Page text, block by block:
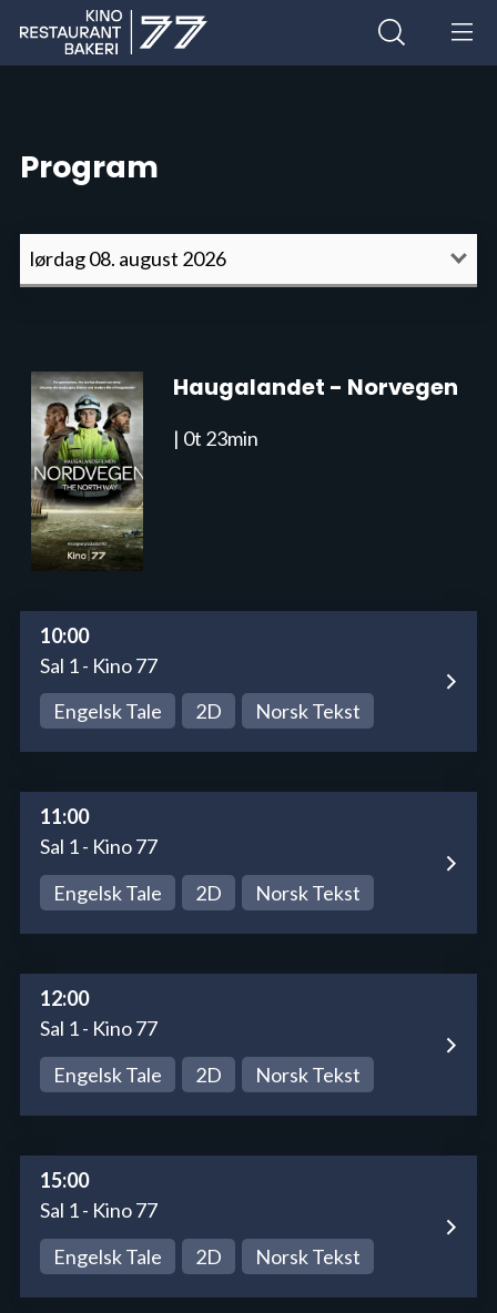
Program
Haugalandet - Norvegen
| 0t 23min
10:00
Sal 1 - Kino 77
Engelsk Tale
2D Norsk Tekst
11:00
Sal 1 - Kino 77
Engelsk Tale
2D Norsk Tekst
12:00
Sal 1 - Kino 77
Engelsk Tale
2D Norsk Tekst
15:00
Sal 1 - Kino 77
Engelsk Tale
2D Norsk Tekst